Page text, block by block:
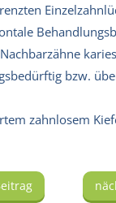
bzw.
zahnlosem